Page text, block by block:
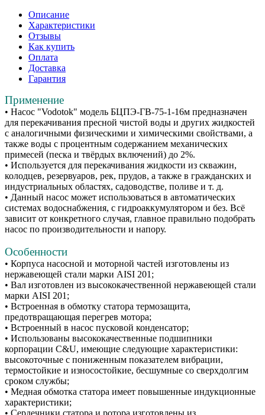
Описание
Характеристики
Отзывы
Как купить
Оплата
Доставка
Гарантия
Применение
• Насос "Vodotok" модель БЦПЭ-ГВ-75-1-16м предназначен
для перекачивания пресной чистой воды и других жидкостей
с аналогичными физическими и химическими свойствами, а
также воды с процентным содержанием механических
примесей (песка и твёрдых включений) до 2%.
• Используется для перекачивания жидкости из скважин,
колодцев, резервуаров, рек, прудов, а также в гражданских и
индустриальных областях, садоводстве, поливе и т. д.
• Данный насос может использоваться в автоматических
системах водоснабжения, с гидроаккумулятором и без. Всё
зависит от конкретного случая, главное правильно подобрать
насос по производительности и напору.
Особенности
• Корпуса насосной и моторной частей изготовлены из
нержавеющей стали марки AISI 201;
• Вал изготовлен из высококачественной нержавеющей стали
марки AISI 201;
• Встроенная в обмотку статора термозащита,
предотвращающая перегрев мотора;
• Встроенный в насос пусковой конденсатор;
• Использованы высококачественные подшипники
корпорации C&U, имеющие следующие характеристики:
высокоточные с пониженным показателем вибрации,
термостойкие и износостойкие, бесшумные со сверхдолгим
сроком службы;
• Медная обмотка статора имеет повышенные индукционные
характеристики;
• Сердечники статора и ротора изготовлены из